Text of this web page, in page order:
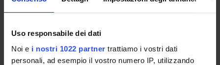
Uso responsabile dei dati
Noi e i nostri 1022 partner trattiamo i vostri dati
personali, ad esempio il vostro numero IP, utilizzando
Courses
Academic Calendar
Lesson timetable